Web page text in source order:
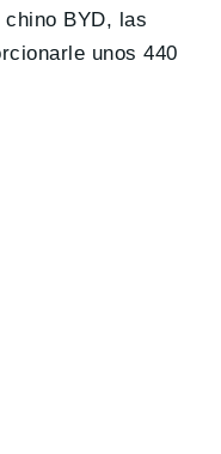
BYD, las
unos 440